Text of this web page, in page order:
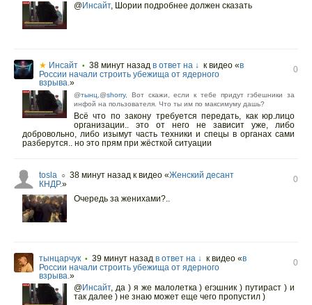
@Инсайт, Шории подробнее должен сказать
★ Инсайт • 38 минут назад в ответ на ↓ к видео «в
России начали строить убежища от ядерного
взрыва.»
0
@тынц,@shorry, Вот скажи, если к тебе придут гэбешники за
инфой на пользователя. Что ты им по максимуму дашь?
Всё что по закону требуется передать, как юр.лицо
организации.. это от него не зависит уже, либо
добровольно, либо изымут часть техники и спецы в органах сами
разберутся.. но это прям при жёсткой ситуации
tosla ○ 38 минут назад к видео «Женский десант
КНДР.»
0
Очередь за женихами?..
тынцарчук • 39 минут назад в ответ на ↓ к видео «в
России начали строить убежища от ядерного
взрыва.»
0
@Инсайт, да ) я же малолетка ) егэшник ) путираст ) и
так далее ) не знаю может еще чего пропустил )